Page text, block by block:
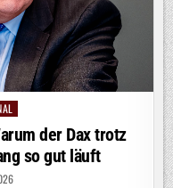
der Dax trotz
so gut läuft